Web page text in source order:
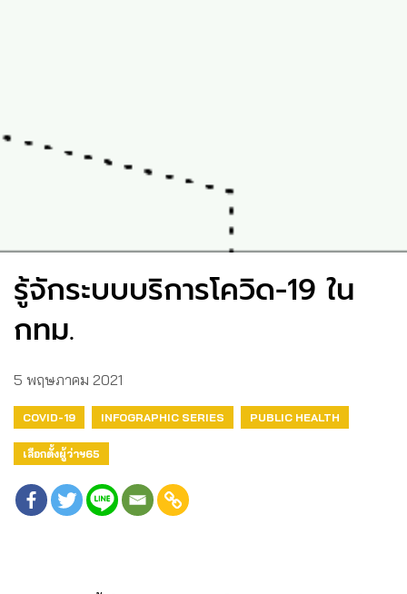
รู้จักระบบบริการโควิด-19 ใน
กทม.
5 พฤษภาคม 2021
COVID-19 INFOGRAPHIC SERIES PUBLIC HEALTH
เลือกตั้งผู้ว่าฯ65